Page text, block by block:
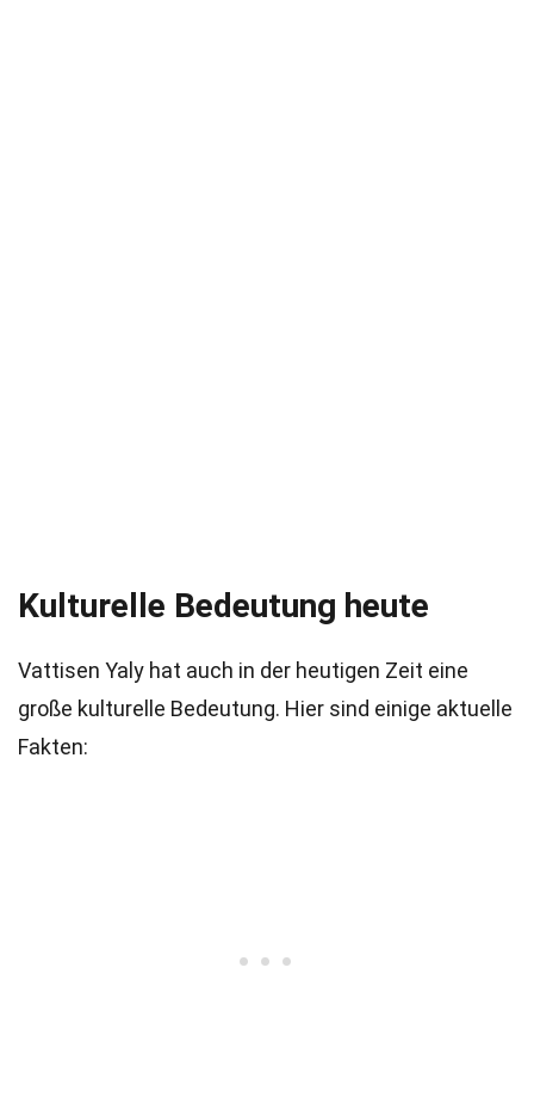
Kulturelle Bedeutung heute
Vattisen Yaly hat auch in der heutigen Zeit eine
große kulturelle Bedeutung. Hier sind einige aktuelle
Fakten: